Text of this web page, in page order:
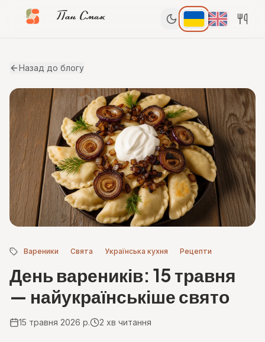
Пан Смак
Назад до блогу
Вареники Свята Українська кухня Рецепти
День вареників: 15 травня
— найукраїнськіше свято
15 травня 2026 р. 2 хв читання